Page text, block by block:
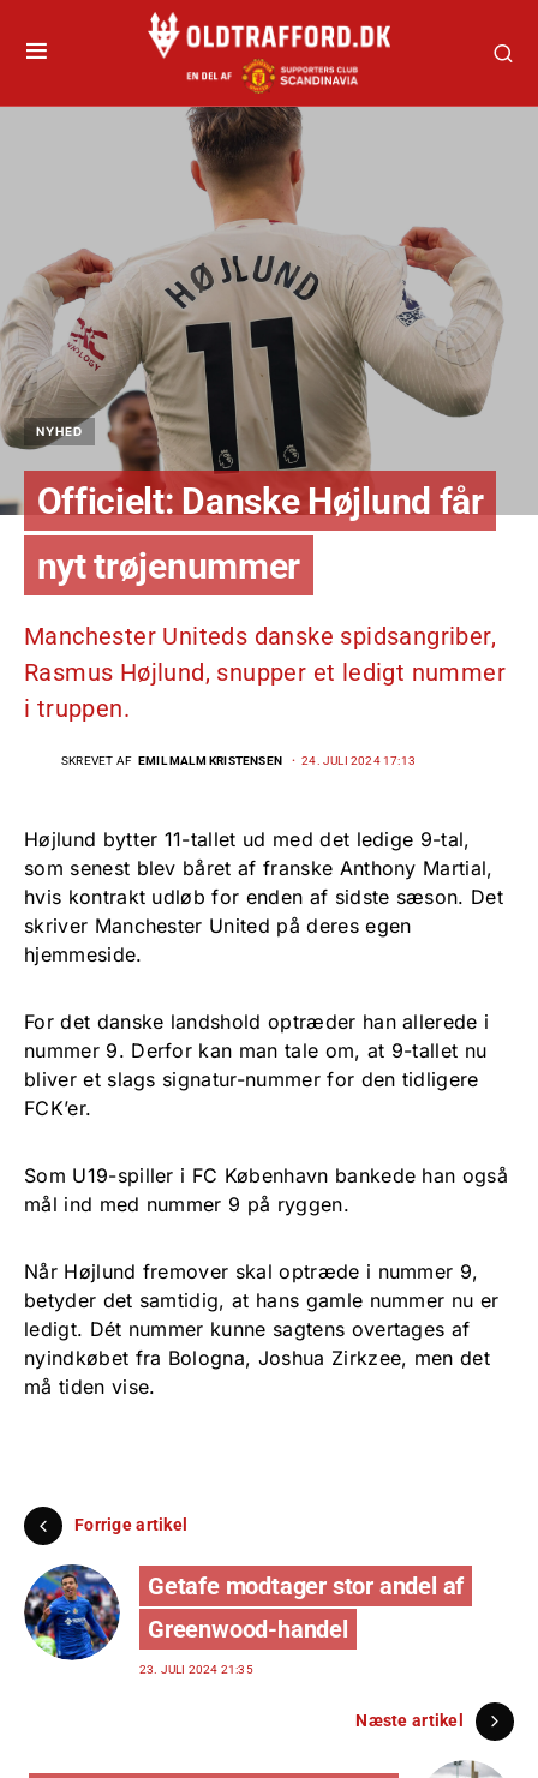
NYHED
Officielt: Danske Højlund får
nyt trøjenummer
Manchester Uniteds danske spidsangriber,
Rasmus Højlund, snupper et ledigt nummer
i truppen.
SKREVET AF EMIL MALM KRISTENSEN 24. JULI 2024 17:13
Højlund bytter 11-tallet ud med det ledige 9-tal,
som senest blev båret af franske Anthony Martial,
hvis kontrakt udløb for enden af sidste sæson. Det
skriver Manchester United på deres egen
hjemmeside.
For det danske landshold optræder han allerede i
nummer 9. Derfor kan man tale om, at 9-tallet nu
bliver et slags signatur-nummer for den tidligere
FCK’er.
Som U19-spiller i FC København bankede han også
mål ind med nummer 9 på ryggen.
Når Højlund fremover skal optræde i nummer 9,
betyder det samtidig, at hans gamle nummer nu er
ledigt. Dét nummer kunne sagtens overtages af
nyindkøbet fra Bologna, Joshua Zirkzee, men det
må tiden vise.
Forrige artikel
Getafe modtager stor andel af
Greenwood-handel
23. JULI 2024 21:35
Næste artikel